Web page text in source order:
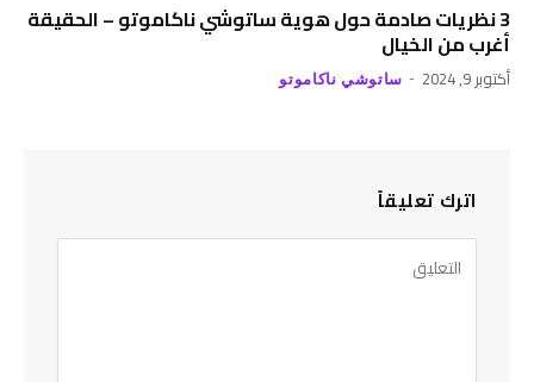
3 نظريات صادمة حول هوية ساتوشي ناكاموتو – الحقيقة
أغرب من الخيال
أكتوبر 9, 2024 ساتوشي ناكاموتو
اترك تعليقاً